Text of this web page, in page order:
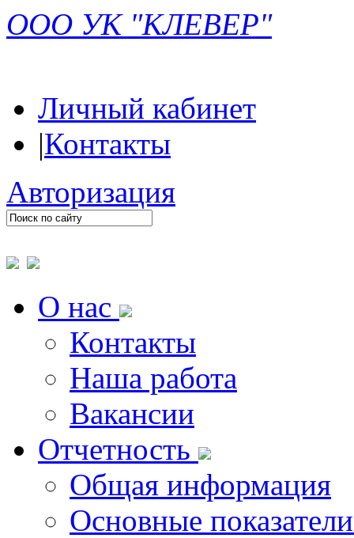
ООО УК "КЛЕВЕР"
Личный кабинет
|Контакты
Авторизация
О нас
Контакты
Наша работа
Вакансии
Отчетность
Общая информация
Основные